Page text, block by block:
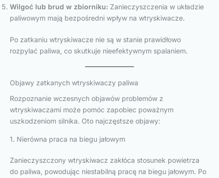
Wilgoć lub brud w zbiorniku: Zanieczyszczenia w układzie
paliwowym mają bezpośredni wpływ na wtryskiwacze.
Po zatkaniu wtryskiwacze nie są w stanie prawidłowo
rozpylać paliwa, co skutkuje nieefektywnym spalaniem.
Objawy zatkanych wtryskiwaczy paliwa
Rozpoznanie wczesnych objawów problemów z
wtryskiwaczami może pomóc zapobiec poważnym
uszkodzeniom silnika. Oto najczęstsze objawy:
1. Nierówna praca na biegu jałowym
Zanieczyszczony wtryskiwacz zakłóca stosunek powietrza
do paliwa, powodując niestabilną pracę na biegu jałowym. Po